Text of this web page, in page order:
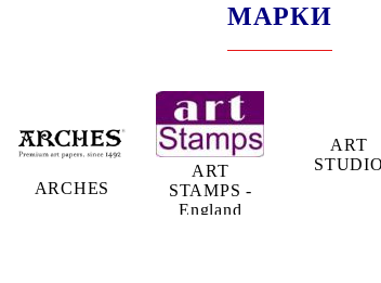
МАРКИ
ARCHES
ART
STAMPS -
England
ART
STUDIO